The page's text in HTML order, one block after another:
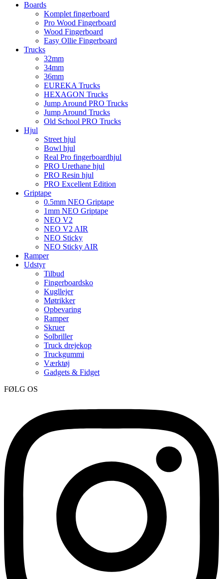
Boards
Komplet fingerboard
Pro Wood Fingerboard
Wood Fingerboard
Easy Ollie Fingerboard
Trucks
32mm
34mm
36mm
EUREKA Trucks
HEXAGON Trucks
Jump Around PRO Trucks
Jump Around Trucks
Old School PRO Trucks
Hjul
Street hjul
Bowl hjul
Real Pro fingerboardhjul
PRO Urethane hjul
PRO Resin hjul
PRO Excellent Edition
Griptape
0.5mm NEO Griptape
1mm NEO Griptape
NEO V2
NEO V2 AIR
NEO Sticky
NEO Sticky AIR
Ramper
Udstyr
Tilbud
Fingerboardsko
Kugllejer
Møtrikker
Opbevaring
Ramper
Skruer
Solbriller
Truck drejekop
Truckgummi
Værktøj
Gadgets & Fidget
FØLG OS